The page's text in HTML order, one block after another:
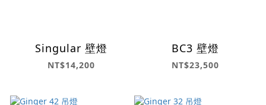
Singular 壁燈
NT$14,200
BC3 壁燈
NT$23,500